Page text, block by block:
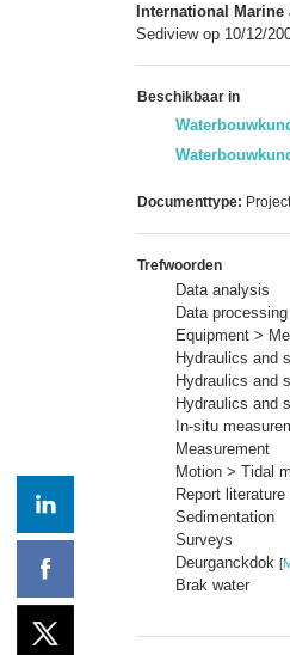
International
Sediview op 10/12/
Beschikbaar in
Documenttype:
Trefwoorden
Data analysis
Data processing
Equipment >
Hydraulics and
Hydraulics and
Hydraulics and
In-situ
Measurement
Motion > Tidal
Report
Sedimentation
Surveys
Deurganckdok [
Brak water